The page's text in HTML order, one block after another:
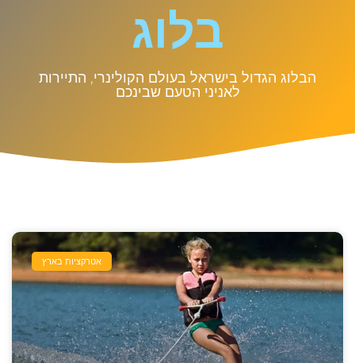
בלוג
הבלוג הגדול בישראל בעולם הקולינרי, התיירות
לאניני הטעם שבינכם
אטרקציות בארץ